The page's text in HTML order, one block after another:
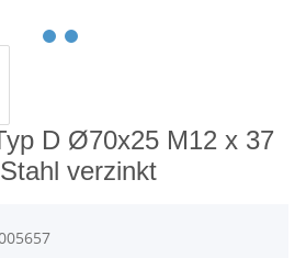
D Ø70x25 M12 x 37
verzinkt